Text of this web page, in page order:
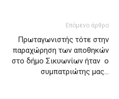
Επόμενο άρθρο
Πρωταγωνιστής τότε στην
παραχώρηση των αποθηκών
στο δήμο Σικυωνίων ήταν ο
συμπατριώτης μας…